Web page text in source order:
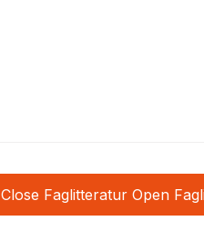
Close Faglitteratur Open